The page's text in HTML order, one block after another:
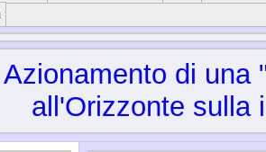
Azionamento di
all'Orizzonte sulla